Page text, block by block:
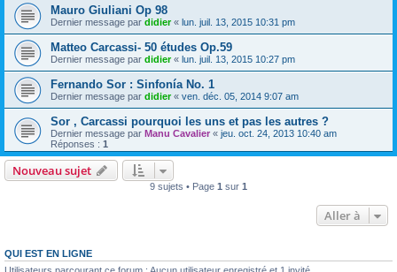
Mauro Giuliani Op 98
Dernier message par didier« lun. juil. 13, 2015 10:31 pm
Matteo Carcassi- 50 études Op.59
Dernier message par didier« lun. juil. 13, 2015 10:27 pm
Fernando Sor : Sinfonía No. 1
Dernier message par didier« ven. déc. 05, 2014 9:07 am
Sor , Carcassi pourquoi les uns et pas les autres ?
Dernier message par Manu Cavalier « jeu. oct. 24, 2013 10:40 am
Réponses : 1
Nouveau sujet
9 sujets • Page 1 sur 1
Aller à
QUI EST EN LIGNE